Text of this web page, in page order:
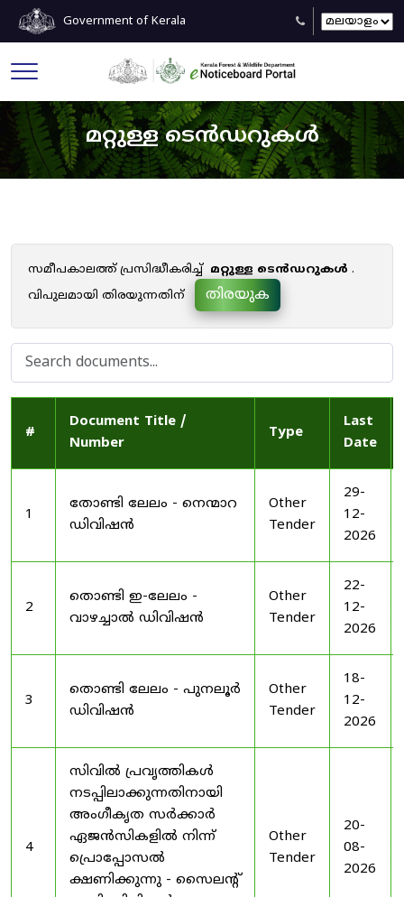
Government of Kerala
മറ്റുള്ള ടെൻഡറുകൾ
സമീപകാലത്ത് പ്രസിദ്ധീകരിച്ച് മറ്റുള്ള ടെൻഡറുകൾ .
വിപുലമായി തിരയുന്നതിന്
തിരയുക
#
Document Title /
Number
Type
Last
Date
1
തോണ്ടി ലേലം - നെന്മാറ
ഡിവിഷൻ
Other
Tender
29-
12-
2026
2
തൊണ്ടി ഇ-ലേലം -
വാഴച്ചാൽ ഡിവിഷൻ
Other
Tender
22-
12-
2026
3
തൊണ്ടി ലേലം - പുനലൂർ
ഡിവിഷൻ
Other
Tender
18-
12-
2026
4
സിവിൽ പ്രവൃത്തികൾ
നടപ്പിലാക്കുന്നതിനായി
അംഗീകൃത സർക്കാർ
ഏജൻസികളിൽ നിന്ന്
പ്രൊപ്പോസൽ
ക്ഷണിക്കുന്നു - സൈലന്റ്
Other
Tender
20-
08-
2026